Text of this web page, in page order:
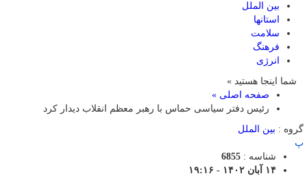
بین الملل
استانها
سلامت
فرهنگ
انرژی
شما اینجا هستید »
صفحه اصلی »
رئیس دفتر سیاسی حماس با رهبر معظم انقلاب دیدار کرد
گروه : بین الملل
پ
شناسه : 6855
۱۴ آبان ۱۴۰۲ - ۱۹:۱۶